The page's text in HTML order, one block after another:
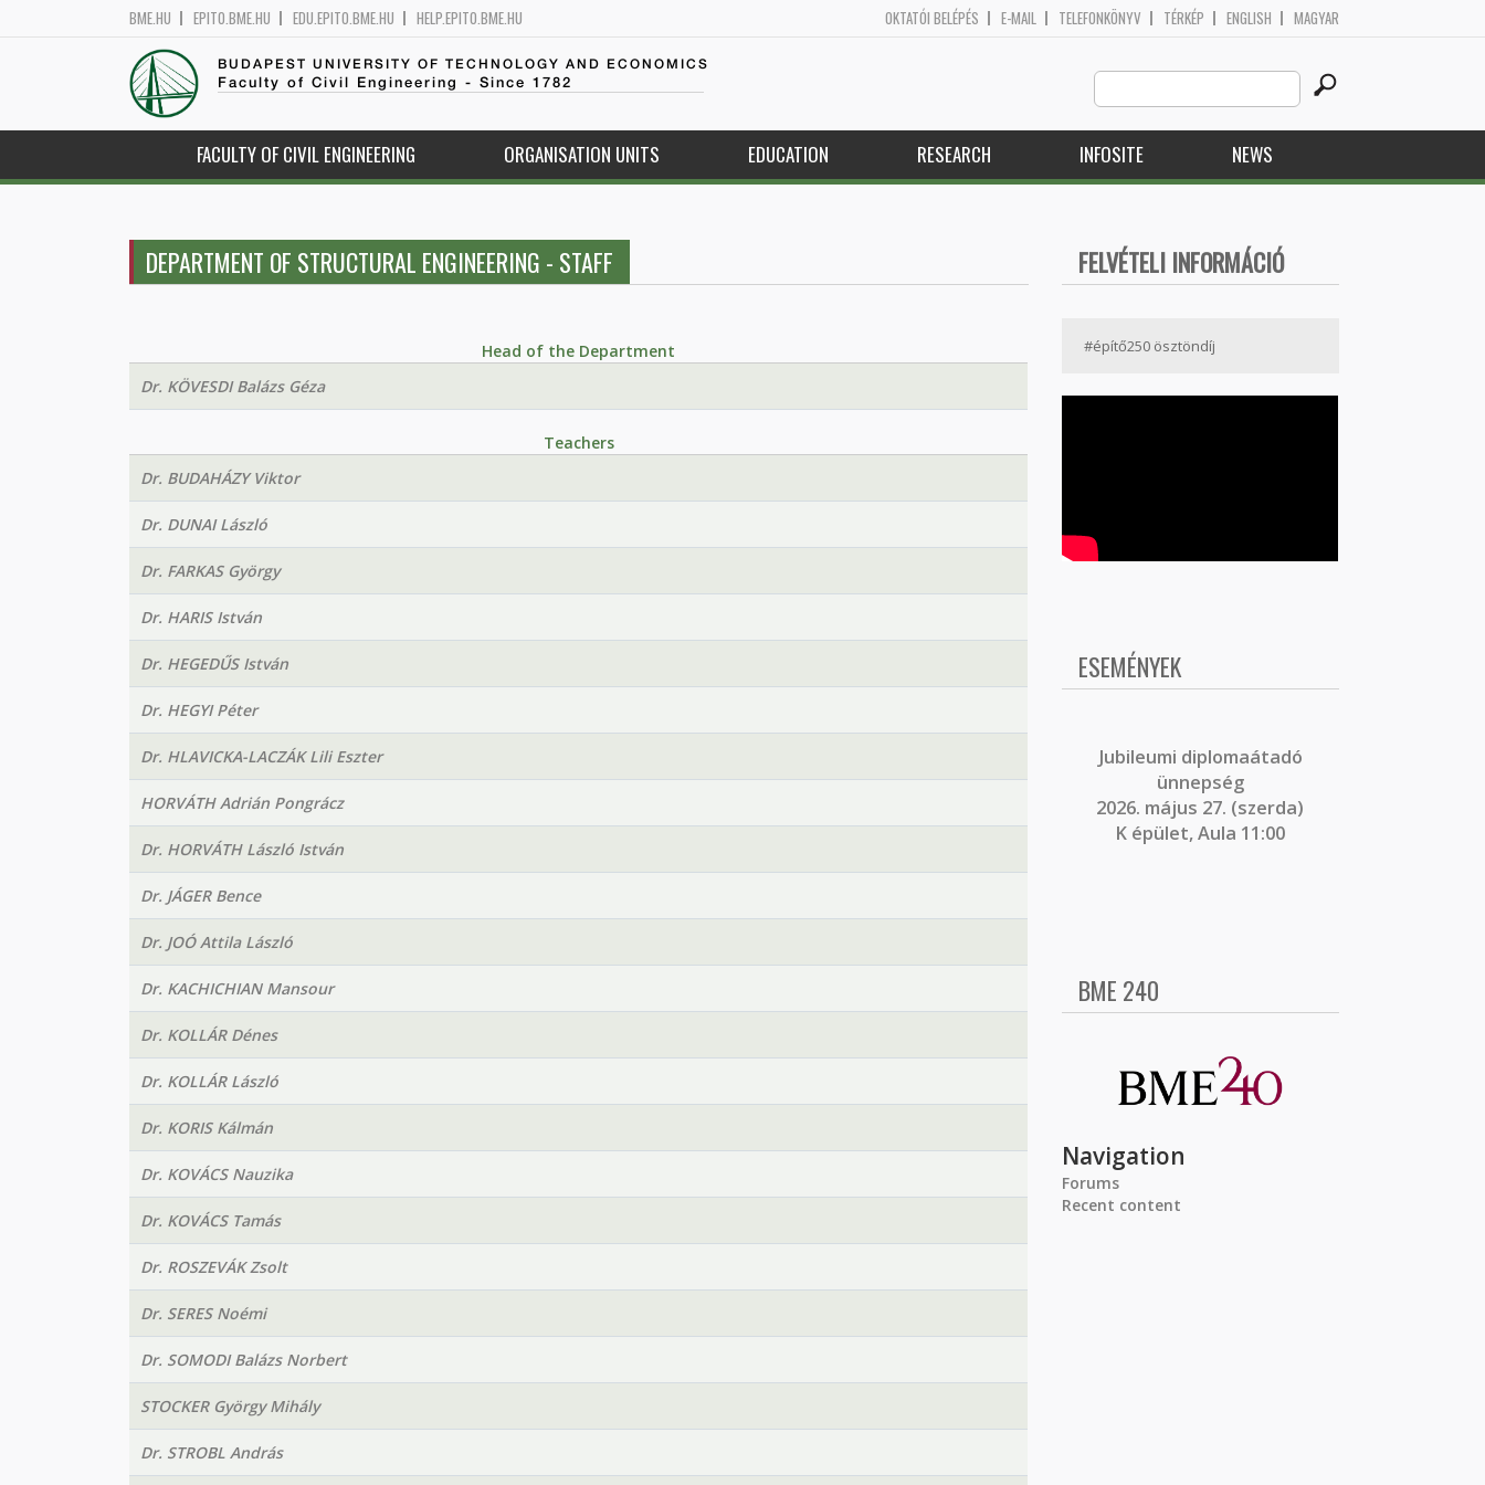
BME.HU EPITO.BME.HU EDU.EPITO.BME.HU HELP.EPITO.BME.HU OKTATÓI BELÉPÉS E-MAIL TELEFONKÖNYV TÉRKÉP ENGLISH MAGYAR
BUDAPEST UNIVERSITY OF TECHNOLOGY AND ECONOMICS
Faculty of Civil Engineering - Since 1782
Search
this
site
FACULTY OF CIVIL ENGINEERING ORGANISATION UNITS EDUCATION RESEARCH INFOSITE NEWS
DEPARTMENT OF STRUCTURAL ENGINEERING - STAFF
Head of the Department
Dr. KÖVESDI Balázs Géza
Teachers
Dr. BUDAHÁZY Viktor
Dr. DUNAI László
Dr. FARKAS György
Dr. HARIS István
Dr. HEGEDŰS István
Dr. HEGYI Péter
Dr. HLAVICKA-LACZÁK Lili Eszter
HORVÁTH Adrián Pongrácz
Dr. HORVÁTH László István
Dr. JÁGER Bence
Dr. JOÓ Attila László
Dr. KACHICHIAN Mansour
Dr. KOLLÁR Dénes
Dr. KOLLÁR László
Dr. KORIS Kálmán
Dr. KOVÁCS Nauzika
Dr. KOVÁCS Tamás
Dr. ROSZEVÁK Zsolt
Dr. SERES Noémi
Dr. SOMODI Balázs Norbert
STOCKER György Mihály
Dr. STROBL András
FELVÉTELI INFORMÁCIÓ
#építő250 ösztöndíj
ESEMÉNYEK
Jubileumi diplomaátadó
ünnepség
2026. május 27. (szerda)
K épület, Aula 11:00
BME 240
Navigation
Forums
Recent content